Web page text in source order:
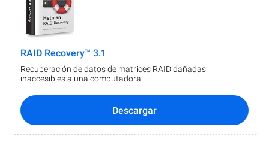
RAID Recovery™ 3.1
Recuperación de datos de matrices RAID dañadas
inaccesibles a una computadora.
Descargar